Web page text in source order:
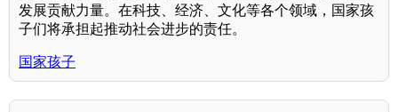
发展贡献力量。在科技、经济、文化等各个领域，国家孩
子们将承担起推动社会进步的责任。
国家孩子